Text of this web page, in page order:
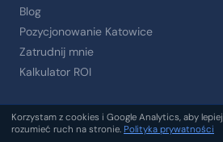
Blog
Pozycjonowanie Katowice
Zatrudnij mnie
Kalkulator ROI
KONTAKT
Korzystam z cookies i Google Analytics, aby lepiej
rozumieć ruch na stronie. Polityka prywatności